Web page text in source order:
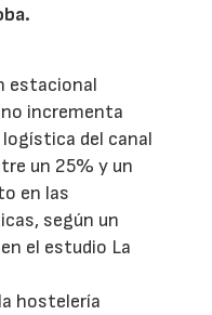
estacional
incrementa
del canal
un 25% y un
en las
según un
el estudio La
hostelería